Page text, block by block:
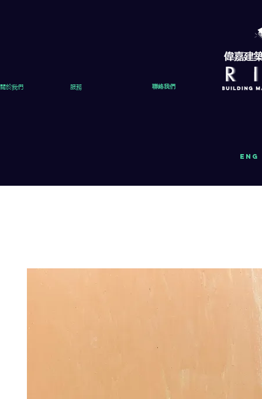
關於我們 服務 聯絡我們
eng